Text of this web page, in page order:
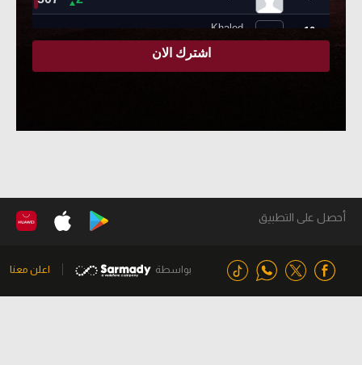
أحصل على التطبيق
بواسطة اعلن معنا